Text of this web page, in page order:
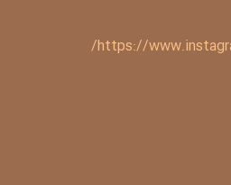
https://